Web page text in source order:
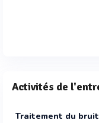
Activités de
Traitement du bruit